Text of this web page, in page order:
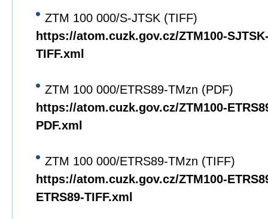
ZTM 100 000/S-JTSK (TIFF)
https://atom.cuzk.gov.cz/ZTM100-
TIFF.xml
ZTM 100 000/ETRS89-TMzn (PDF)
https://atom.cuzk.gov.cz/ZTM100-
PDF.xml
ZTM 100 000/ETRS89-TMzn (TIFF)
https://atom.cuzk.gov.cz/ZTM100-
ETRS89-TIFF.xml